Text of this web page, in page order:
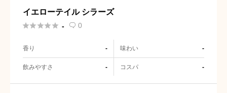
イエローテイル シラーズ
 -  0
香り - 味わい -
飲みやすさ - コスパ -